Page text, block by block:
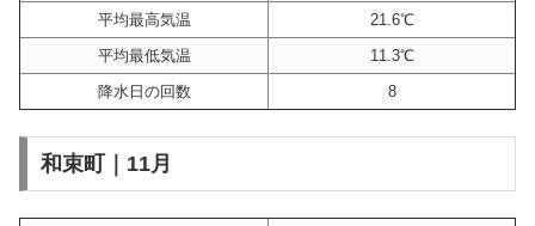
平均最高気温
21.6℃
平均最低気温
11.3℃
降水日の回数
8
和束町｜11月